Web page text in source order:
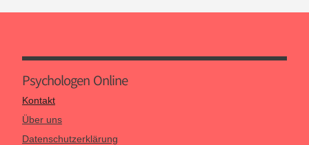
Psychologen Online
Kontakt
Über uns
Datenschutzerklärung